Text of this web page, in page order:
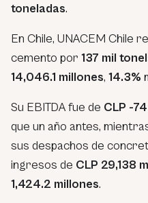
toneladas.
En Chile, UNACEM Chile
cemento por 137 mil
14,046.1 millones, 14.3%
Su EBITDA fue de CLP -
que un año antes,
sus despachos de
ingresos de CLP 29,138
1,424.2 millones.